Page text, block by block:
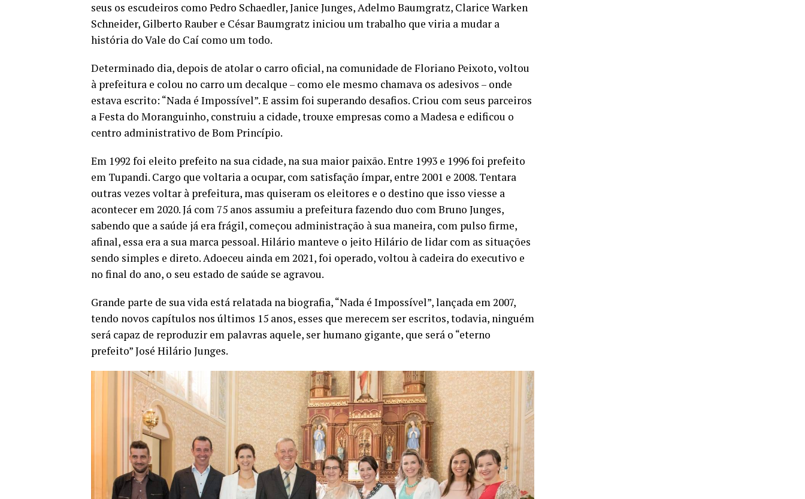
seus os escudeiros como Pedro Schaedler, Janice Junges, Adelmo Baumgratz, Clarice Warken
Schneider, Gilberto Rauber e César Baumgratz iniciou um trabalho que viria a mudar a
história do Vale do Caí como um todo.
Determinado dia, depois de atolar o carro oficial, na comunidade de Floriano Peixoto, voltou
à prefeitura e colou no carro um decalque – como ele mesmo chamava os adesivos – onde
estava escrito: “Nada é Impossível”. E assim foi superando desafios. Criou com seus parceiros
a Festa do Moranguinho, construiu a cidade, trouxe empresas como a Madesa e edificou o
centro administrativo de Bom Princípio.
Em 1992 foi eleito prefeito na sua cidade, na sua maior paixão. Entre 1993 e 1996 foi prefeito
em Tupandi. Cargo que voltaria a ocupar, com satisfação ímpar, entre 2001 e 2008. Tentara
outras vezes voltar à prefeitura, mas quiseram os eleitores e o destino que isso viesse a
acontecer em 2020. Já com 75 anos assumiu a prefeitura fazendo duo com Bruno Junges,
sabendo que a saúde já era frágil, começou administração à sua maneira, com pulso firme,
afinal, essa era a sua marca pessoal. Hilário manteve o jeito Hilário de lidar com as situações
sendo simples e direto. Adoeceu ainda em 2021, foi operado, voltou à cadeira do executivo e
no final do ano, o seu estado de saúde se agravou.
Grande parte de sua vida está relatada na biografia, “Nada é Impossível”, lançada em 2007,
tendo novos capítulos nos últimos 15 anos, esses que merecem ser escritos, todavia, ninguém
será capaz de reproduzir em palavras aquele, ser humano gigante, que será o “eterno
prefeito” José Hilário Junges.